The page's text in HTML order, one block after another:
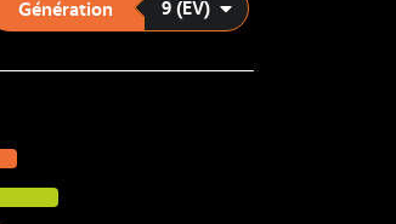
Génération 9 (EV)